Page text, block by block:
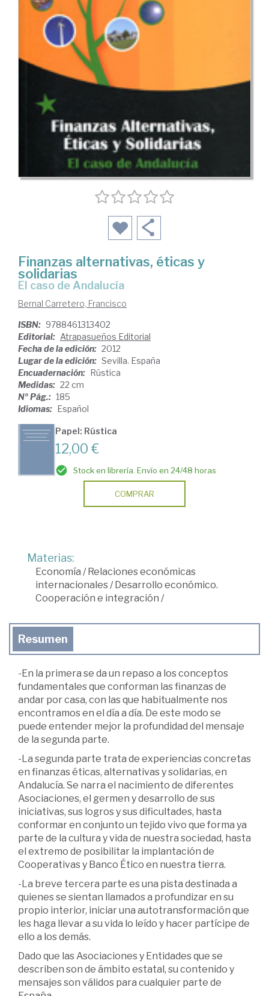
Finanzas alternativas, éticas y
solidarias
el caso de Andalucía
Bernal Carretero, Francisco
ISBN: 9788461313402
Editorial: Atrapasueños Editorial
Fecha de la edición: 2012
Lugar de la edición: Sevilla. España
Encuadernación: Rústica
Medidas: 22 cm
Nº Pág.: 185
Idiomas: Español
Papel: Rústica
12,00 €
Stock en librería. Envío en 24/48 horas
COMPRAR
Materias:
Economía /Relaciones económicas
internacionales/Desarrollo económico.
Cooperación e integración /
Resumen
-En la primera se da un repaso a los conceptos
fundamentales que conforman las finanzas de
andar por casa, con las que habitualmente nos
encontramos en el día a día. De este modo se
puede entender mejor la profundidad del mensaje
de la segunda parte.
-La segunda parte trata de experiencias concretas
en finanzas éticas, alternativas y solidarias, en
Andalucía. Se narra el nacimiento de diferentes
Asociaciones, el germen y desarrollo de sus
iniciativas, sus logros y sus dificultades, hasta
conformar en conjunto un tejido vivo que forma ya
parte de la cultura y vida de nuestra sociedad, hasta
el extremo de posibilitar la implantación de
Cooperativas y Banco Ético en nuestra tierra.
-La breve tercera parte es una pista destinada a
quienes se sientan llamados a profundizar en su
propio interior, iniciar una autotransformación que
les haga llevar a su vida lo leído y hacer partícipe de
ello a los demás.
Dado que las Asociaciones y Entidades que se
describen son de ámbito estatal, su contenido y
mensajes son válidos para cualquier parte de